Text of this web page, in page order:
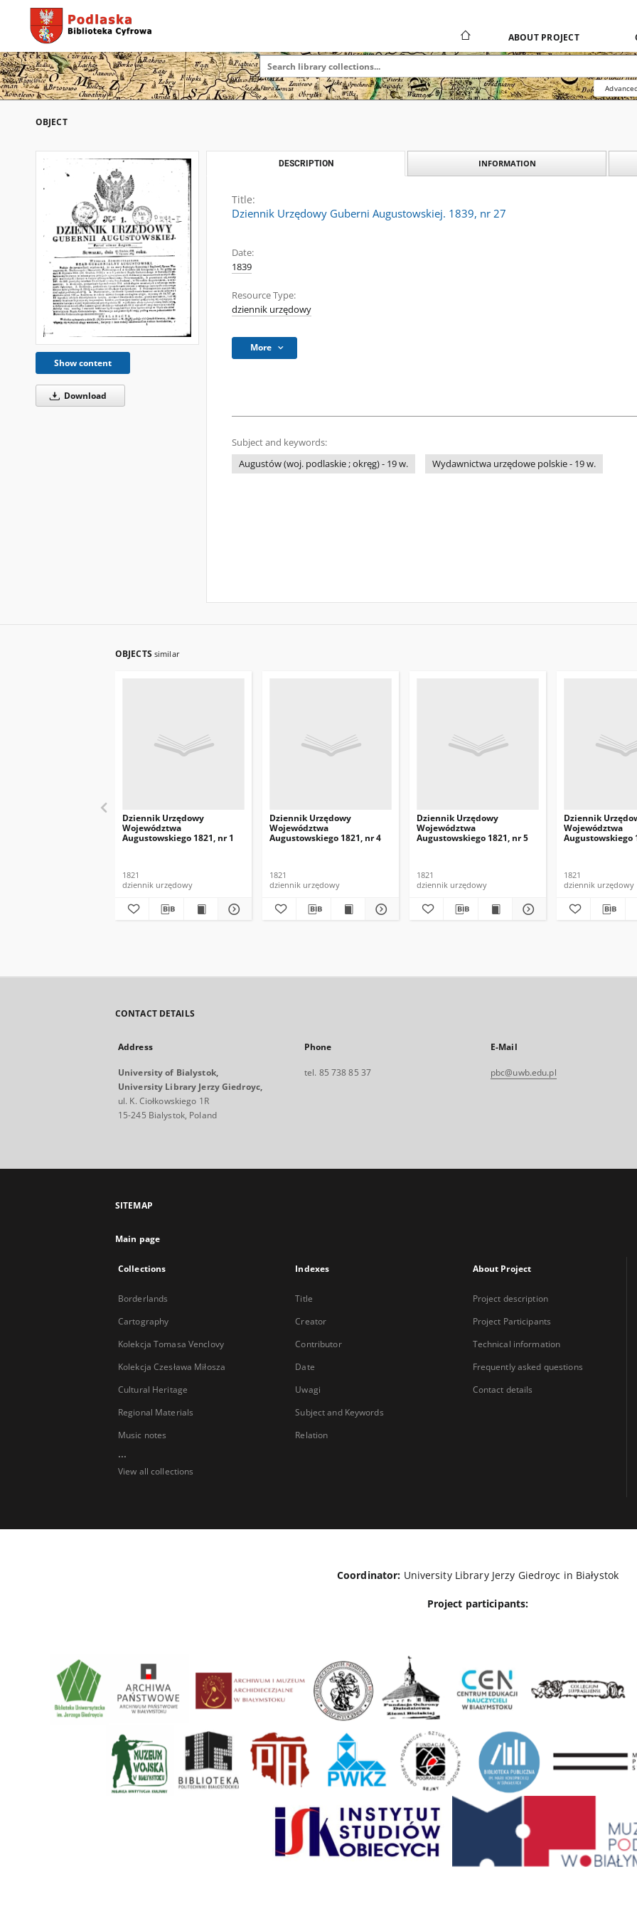
ABOUT PROJECT
OBJECT
Show content
Download
DESCRIPTION INFORMATION
Title:
Dziennik Urzędowy Guberni Augustowskiej. 1839, nr 27
Date:
1839
Resource Type:
dziennik urzędowy
More
Subject and keywords:
Augustów (woj. podlaskie ; okręg) - 19 w.
Wydawnictwa urzędowe polskie - 19 w.
OBJECTS similar
Dziennik Urzędowy
Województwa
Augustowskiego 1821, nr 1
1821
dziennik urzędowy
Dziennik Urzędowy
Województwa
Augustowskiego 1821, nr 4
1821
dziennik urzędowy
Dziennik Urzędowy
Województwa
Augustowskiego 1821, nr 5
1821
dziennik urzędowy
Dziennik
Województwa
Augustowskiego
1821
dziennik urzędowy
CONTACT DETAILS
Address
University of Bialystok,
University Library Jerzy Giedroyc,
ul. K. Ciołkowskiego 1R
15-245 Bialystok, Poland
Phone
tel. 85 738 85 37
E-Mail
pbc@uwb.edu.pl
SITEMAP
Main page
Collections
Borderlands
Cartography
Kolekcja Tomasa Venclovy
Kolekcja Czesława Miłosza
Cultural Heritage
Regional Materials
Music notes
...
View all collections
Indexes
Title
Creator
Contributor
Date
Uwagi
Subject and Keywords
Relation
About Project
Project description
Project Participants
Technical information
Frequently asked questions
Contact details
Coordinator: University Library Jerzy Giedroyc in Białystok
Project participants: